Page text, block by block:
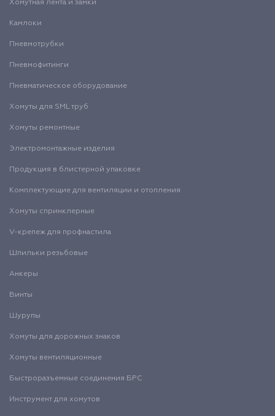
Хомутная лента и замки
Камлоки
Пневмотрубки
Пневмофитинги
Пневматическое оборудование
Хомуты для SML труб
Хомуты ремонтные
Электромонтажные изделия
Продукция в блистерной упаковке
Комплектующие для вентиляции и отопления
Хомуты спринклерные
V-крепеж для профнастила
Шпильки резьбовые
Анкеры
Винты
Шурупы
Хомуты для дорожных знаков
Хомуты вентиляционные
Быстроразъемные соединения БРС
Инструмент для хомутов